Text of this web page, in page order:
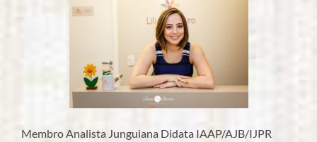
Membro Analista Junguiana Didata IAAP/AJB/IJPR